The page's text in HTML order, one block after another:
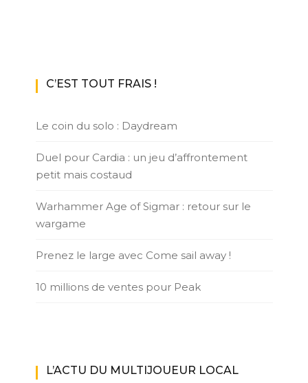
C’EST TOUT FRAIS !
Le coin du solo : Daydream
Duel pour Cardia : un jeu d’affrontement
petit mais costaud
Warhammer Age of Sigmar : retour sur le
wargame
Prenez le large avec Come sail away !
10 millions de ventes pour Peak
L’ACTU DU MULTIJOUEUR LOCAL